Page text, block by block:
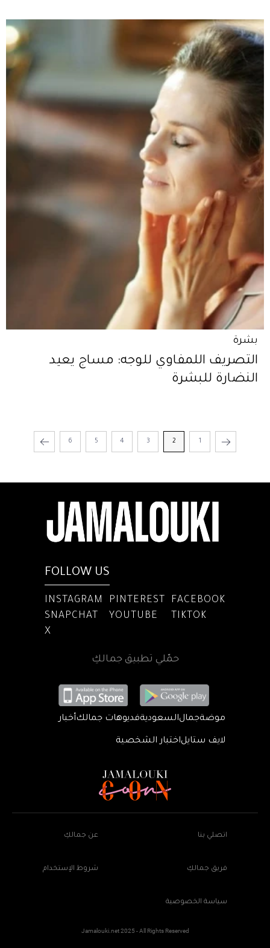
بشرة
التصريف اللمفاوي للوجه: مساج يعيد
النضارة للبشرة
1
2
3
4
5
6
FOLLOW US
INSTAGRAM PINTEREST
FACEBOOK
SNAPCHAT
YOUTUBE
TIKTOK
X
حمّلي تطبيق جمالكِ
موضةجمالالسعوديةفديوهات جمالكأخبار
لايف ستايلاختبار الشخصية
اتصلي بنا عن جمالكِ
فريق جمالكِ شروط الإستخدام
سياسة الخصوصية
Jamalouki.net 2025 - All Rights Reserved